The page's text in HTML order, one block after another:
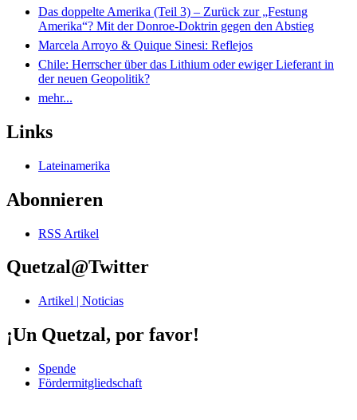
Das doppelte Amerika (Teil 3) – Zurück zur „Festung
Amerika“? Mit der Donroe-Doktrin gegen den Abstieg
Marcela Arroyo & Quique Sinesi: Reflejos
Chile: Herrscher über das Lithium oder ewiger Lieferant in
der neuen Geopolitik?
mehr...
Links
Lateinamerika
Abonnieren
RSS Artikel
Quetzal@Twitter
Artikel | Noticias
¡Un Quetzal, por favor!
Spende
Fördermitgliedschaft